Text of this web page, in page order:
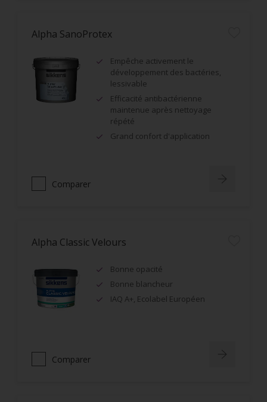
Alpha SanoProtex
Empêche activement le
développement des bactéries,
lessivable
Efficacité antibactérienne
maintenue après nettoyage
répété
Grand confort d'application
Comparer
Alpha Classic Velours
Bonne opacité
Bonne blancheur
IAQ A+, Ecolabel Européen
Comparer